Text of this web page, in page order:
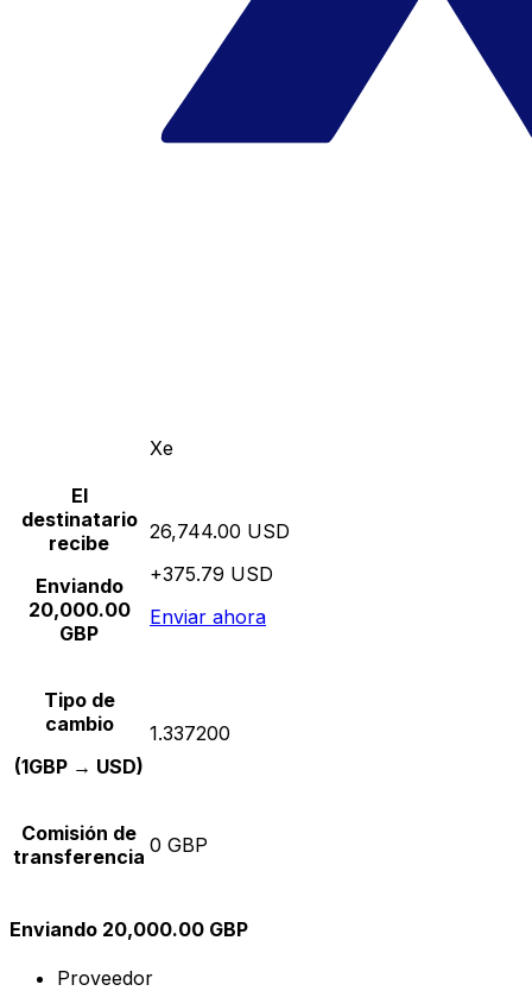
Xe
El
destinatario
recibe
Enviando
20,000.00
GBP
26,744.00 USD
+375.79 USD
Enviar ahora
Tipo de
cambio
(1GBP → USD)
1.337200
Comisión de
transferencia 0 GBP
Enviando 20,000.00 GBP
Proveedor